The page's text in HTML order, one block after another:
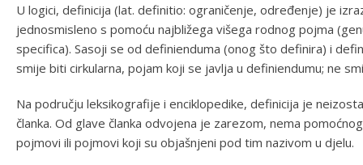
U logici, definicija (lat. definitio: ograničenje, određenje) je
jednosmisleno s pomoću najbližega višega rodnog pojma
specifica). Sasoji se od definienduma (onog što definira) i
smije biti cirkularna, pojam koji se javlja u definiendumu; ne
Na području leksikografije i enciklopedike, definicija je
članka. Od glave članka odvojena je zarezom, nema
pojmovi ili pojmovi koji su objašnjeni pod tim nazivom u djelu.